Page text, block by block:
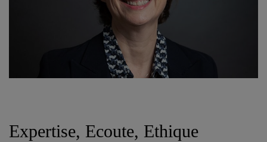
Expertise, Ecoute, Ethique